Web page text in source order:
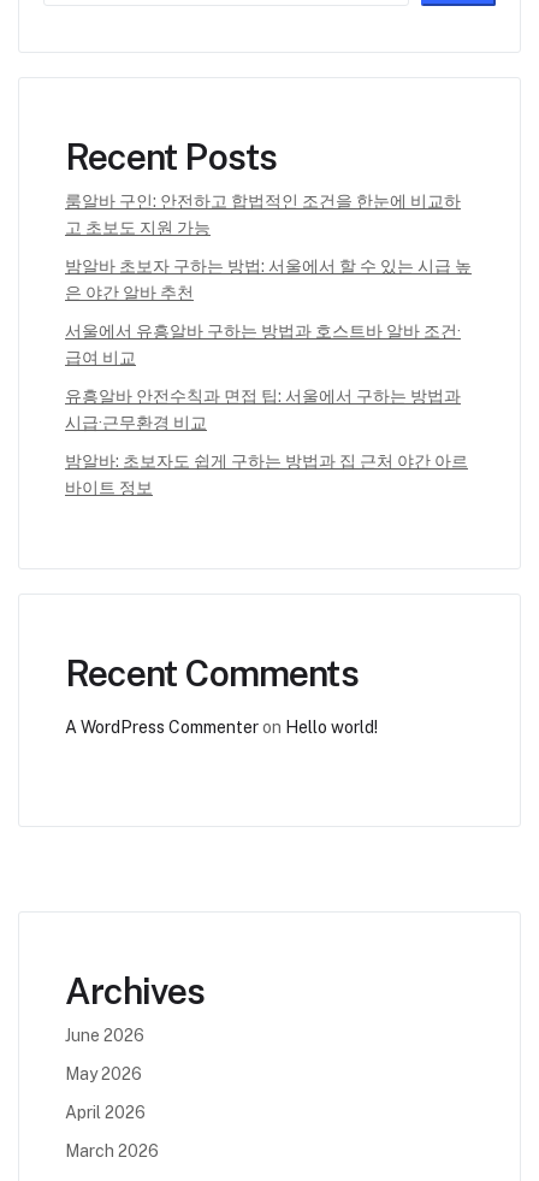
Recent Posts
룸알바 구인: 안전하고 합법적인 조건을 한눈에 비교하
고 초보도 지원 가능
밤알바 초보자 구하는 방법: 서울에서 할 수 있는 시급 높
은 야간 알바 추천
서울에서 유흥알바 구하는 방법과 호스트바 알바 조건·
급여 비교
유흥알바 안전수칙과 면접 팁: 서울에서 구하는 방법과
시급·근무환경 비교
밤알바: 초보자도 쉽게 구하는 방법과 집 근처 야간 아르
바이트 정보
Recent Comments
A WordPress Commenteron Hello world!
Archives
June 2026
May 2026
April 2026
March 2026